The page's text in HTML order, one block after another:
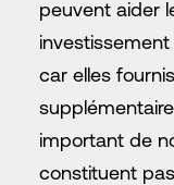
peuvent aider
car elles
important de
constituent